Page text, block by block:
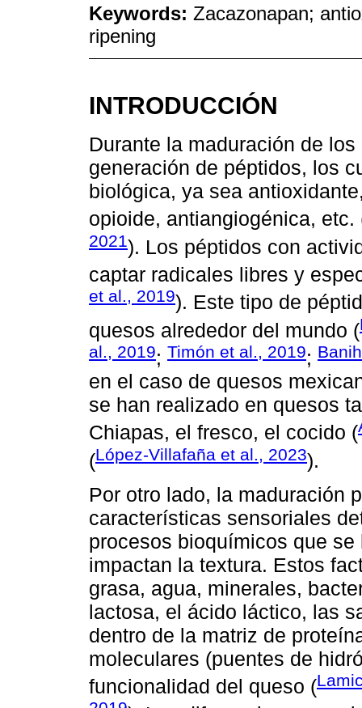
Keywords: Zacazonapan;
ripening
INTRODUCCIÓN
Durante la maduración de
generación de péptidos, los
biológica, ya sea
opioide, antiangiogénica, etc.
2021). Los péptidos con
captar radicales libres y
et al., 2019). Este tipo de
quesos alrededor del mundo (
al., 2019; Timón et al., 2019;
en el caso de quesos
se han realizado en quesos
Chiapas, el fresco, el cocido (
(López-Villafaña et al., 2023).
Por otro lado, la maduración
características sensoriales
procesos bioquímicos que
impactan la textura. Estos
grasa, agua, minerales,
lactosa, el ácido láctico, las
dentro de la matriz de
moleculares (puentes de
funcionalidad del queso (